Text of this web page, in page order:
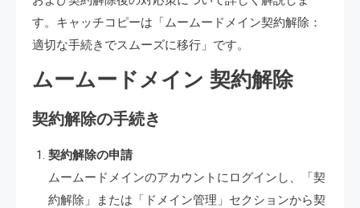
す。キャッチコピーは「ムームードメイン契約解除：
適切な手続きでスムーズに移行」です。
ムームードメイン 契約解除
契約解除の手続き
契約解除の申請
ムームードメインのアカウントにログインし、「契
約解除」または「ドメイン管理」セクションから契